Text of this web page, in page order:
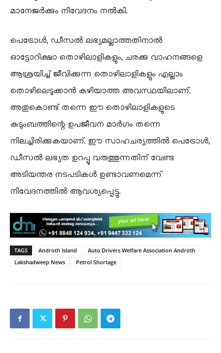
മാനേജർക്കും നിവേദനം നൽകി.
പെട്രോൾ, ഡീസൽ ലഭ്യമല്ലാത്തതിനാൽ
ഓട്ടോറിക്ഷാ തൊഴിലാളികളും, ചരക്കു വാഹനങ്ങളെ
ആശ്രയിച്ച് ജീവിക്കുന്ന തൊഴിലാളികളും എല്ലാം
തൊഴിലെടുക്കാൻ കഴിയാത്ത അവസ്ഥയിലാണ്.
അതുകൊണ്ട് തന്നെ ഈ തൊഴിലാളികളുടെ
കുടുംബത്തിന്റെ ഉപജീവന മാർഗം തന്നെ
നിലച്ചിരിക്കുകയാണ്. ഈ സാഹചര്യത്തിൽ പെട്രോൾ,
ഡീസൽ ലഭ്യത ഉറപ്പു വരുത്തുന്നതിന് വേണ്ട
അടിയന്തര നടപടികൾ ഉണ്ടാവണമെന്ന്
നിവേദനത്തിൽ ആവശ്യപ്പെട്ടു.
TAGS Androth Island
Auto Drivers Welfare Association Androth
Lakshadweep News
Petrol Shortage